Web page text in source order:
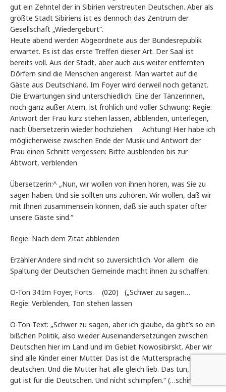
gut ein Zehntel der in Sibirien verstreuten Deutschen. Aber als
größte Stadt Sibiriens ist es dennoch das Zentrum der
Gesellschaft „Wiedergeburt“.
Heute abend werden Abgeordnete aus der Bundesrepublik
erwartet. Es ist das erste Treffen dieser Art. Der Saal ist
bereits voll. Aus der Stadt, aber auch aus weiter entfernten
Dörfern sind die Menschen angereist. Man wartet auf die
Gäste aus Deutschland. Im Foyer wird derweil noch getanzt.
Die Erwartungen sind unterschiedlich. Eine der Tänzerinnen,
noch ganz außer Atem, ist fröhlich und voller Schwung: Regie:
Antwort der Frau kurz stehen lassen, abblenden, unterlegen,
nach Übersetzerin wieder hochziehen Achtung! Hier habe ich
möglicherweise zwischen Ende der Musik und Antwort der
Frau einen Schnitt vergessen: Bitte ausblenden bis zur
Abtwort, verblenden
Übersetzerin:^ „Nun, wir wollen von ihnen hören, was Sie zu
sagen haben. Und sie sollten uns zuhören. Wir wollen, daß wir
mit Ihnen zusammensein können, daß sie auch später öfter
unsere Gäste sind.“
Regie: Nach dem Zitat abblenden
Erzähler:Andere sind nicht so zuversichtlich. Vor allem die
Spaltung der Deutschen Gemeinde macht ihnen zu schaffen:
O-Ton 34:Im Foyer, Forts. (020) („Schwer zu sagen…
Regie: Verblenden, Ton stehen lassen
O-Ton-Text: „Schwer zu sagen, aber ich glaube, da gibt’s so ein
bißchen Politik, also wieder Auseinandersetzungen zwischen
Deutschen hier im Land und im Gebiet Nowosibirskt. Aber wir
sind alle Kinder einer Mutter. Das ist die Muttersprache des
deutschen. Und die Mutter hat alle gleich lieb. Das tun, was
gut ist für die Deutschen. Und nicht schimpfen.“ (…schimpfen“)